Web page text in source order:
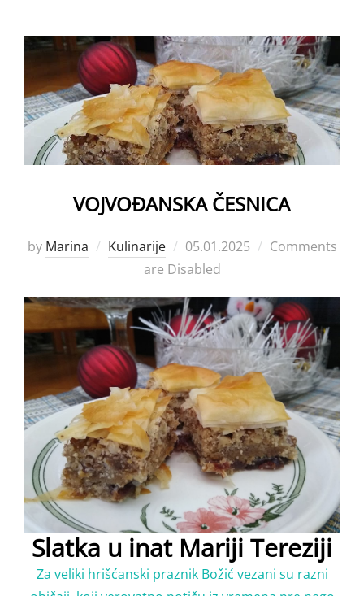
VOJVOĐANSKA ČESNICA
by Marina Kulinarije
Posted
on
05.01.2025
Comments
are Disabled
Slatka u inat Mariji Tereziji
Za veliki hrišćanski praznik Božić vezani su razni